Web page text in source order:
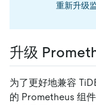
重新升级
升级
为了更好地兼容
的 Prometheus 组